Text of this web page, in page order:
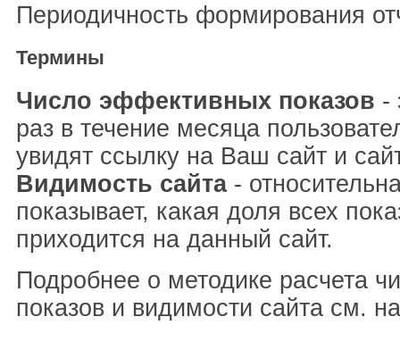
Периодичность формирования
Термины
Число эффективных показов -
раз в течение месяца
увидят ссылку на Ваш сайт и
Видимость сайта-
показывает, какая доля всех
приходится на данный сайт.
Подробнее о методике расчета
показов и видимости сайта см.